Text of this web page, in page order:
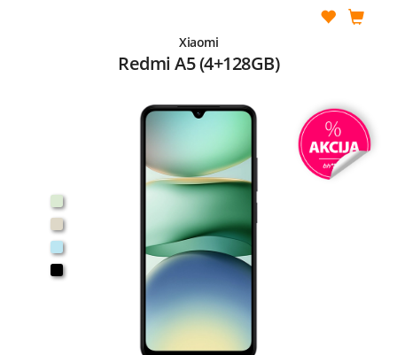
Xiaomi
Redmi A5 (4+128GB)